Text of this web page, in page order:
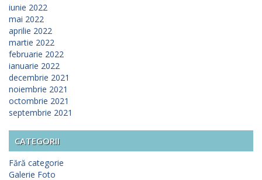
iunie 2022
mai 2022
aprilie 2022
martie 2022
februarie 2022
ianuarie 2022
decembrie 2021
noiembrie 2021
octombrie 2021
septembrie 2021
CATEGORII
Fără categorie
Galerie Foto